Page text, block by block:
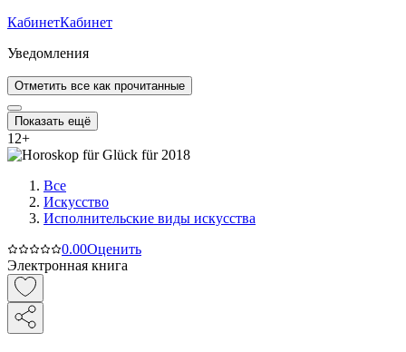
КабинетКабинет
Уведомления
Отметить все как прочитанные
Показать ещё
12+
Все
Искусство
Исполнительские виды искусства
0.00Оценить
Электронная книга